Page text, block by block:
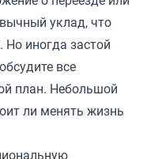
уклад, что
иногда застой
все
план. Небольшой
ли менять жизнь